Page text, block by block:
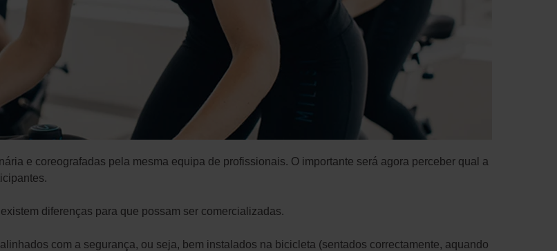
e coreografadas pela mesma equipa de profissionais. O importante será agora perceber qual a
diferenças para que possam ser comercializadas.
com a segurança, ou seja, bem instalados na bicicleta (sentados correctamente, aquando